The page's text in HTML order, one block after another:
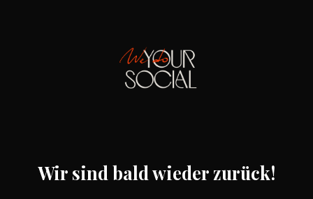
Wir sind bald wieder zurück!